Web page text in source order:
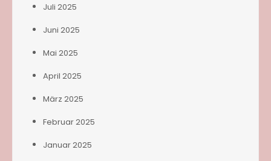
Juli 2025
Juni 2025
Mai 2025
April 2025
März 2025
Februar 2025
Januar 2025